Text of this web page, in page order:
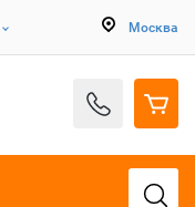
Москва